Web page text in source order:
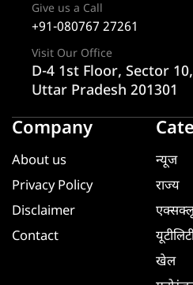
Give us a Call
+91-080767 27261
Visit Our Office
D-4 1st Floor, Sector
Uttar Pradesh 201301
Company
About us
Privacy Policy
Disclaimer
Contact
न्यूज
राज्य
खेल